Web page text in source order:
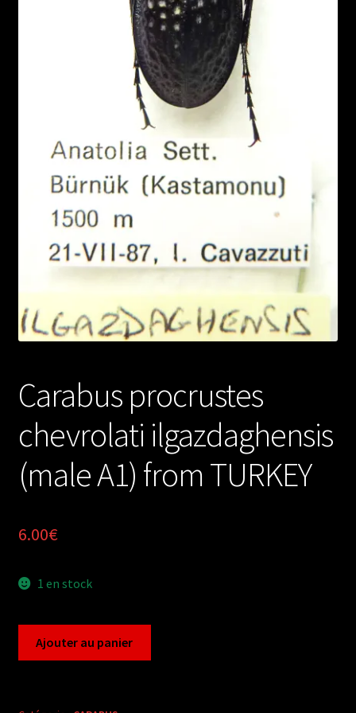
Carabus procrustes
chevrolati ilgazdaghensis
(male A1) from TURKEY
6.00€
1 en stock
Ajouter au panier